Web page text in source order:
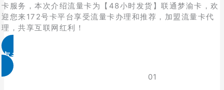
卡服务，本次介绍流量卡为【48小时发货】联通梦渝卡，欢
迎您来172号卡平台享受流量卡办理和推荐，加盟流量卡代
理，共享互联网红利！
点击免费领取
01